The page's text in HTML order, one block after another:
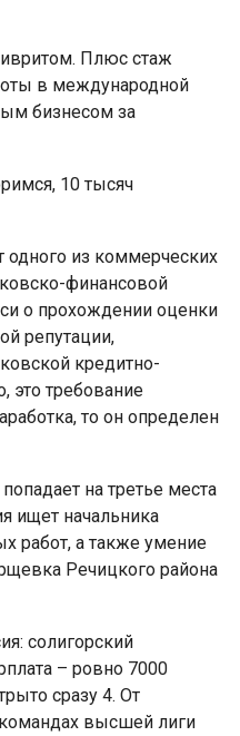
Плюс стаж
в международной
бизнесом за
10 тысяч
одного из коммерческих
финансовой
о прохождении оценки
репутации,
кредитно-
это требование
то он определен
на третье места
ищет начальника
работ, а также умение
Речицкого района
солигорский
– ровно 7000
сразу 4. От
высшей лиги